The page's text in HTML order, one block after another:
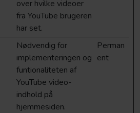
over hvilke videoer
fra YouTube brugeren
har set.
Nødvendig for
implementeringen og
funtionaliteten af
YouTube video-
indhold på
hjemmesiden.
Perman
ent